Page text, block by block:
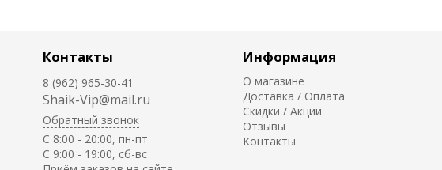
Контакты
8 (962) 965-30-41
Shaik-Vip@mail.ru
Обратный звонок
C 8:00 - 20:00, пн-пт
С 9:00 - 19:00, сб-вс
Информация
О магазине
Доставка / Оплата
Скидки / Акции
Отзывы
Контакты